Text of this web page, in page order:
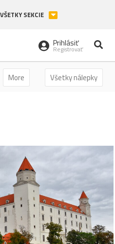
VŠETKY SEKCIE
Prihlásiť
Registrovať
Všetky nálepky
More